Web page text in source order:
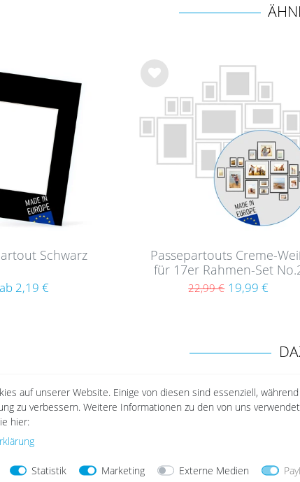
Schwarz
ab 2,19 €
Wu
Passepartouts Creme-
für 17er Rahmen-Set
22,99 € 19,99 €
auf unserer Website. Einige von diesen sind essenziell,
zu verbessern. Weitere Informationen zu den von uns
hier:
Statistik Marketing Externe Medien